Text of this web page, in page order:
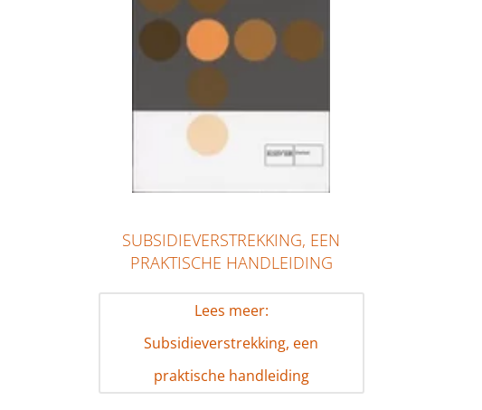
SUBSIDIEVERSTREKKING, EEN
PRAKTISCHE HANDLEIDING
Lees meer:
Subsidieverstrekking, een
praktische handleiding